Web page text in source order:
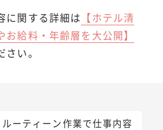
に関する詳細は 【ホテル清
給料・年齢層を大公開】
い。
ルーティーン作業で仕事内容